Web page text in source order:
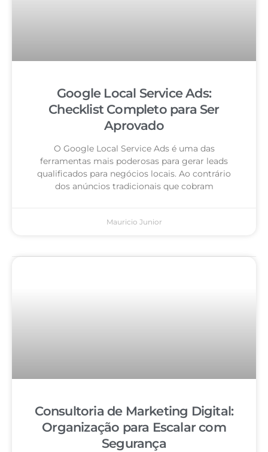
Google Local Service Ads:
Checklist Completo para Ser
Aprovado
O Google Local Service Ads é uma das
ferramentas mais poderosas para gerar leads
qualificados para negócios locais. Ao contrário
dos anúncios tradicionais que cobram
Mauricio Junior
Consultoria de Marketing Digital:
Organização para Escalar com
Segurança